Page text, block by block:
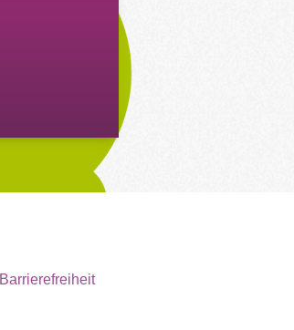
Barrierefreiheit